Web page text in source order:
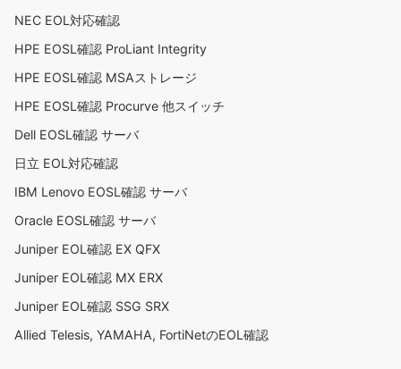
NEC EOL対応確認
HPE EOSL確認 ProLiant Integrity
HPE EOSL確認 MSAストレージ
HPE EOSL確認 Procurve 他スイッチ
Dell EOSL確認 サーバ
日立 EOL対応確認
IBM Lenovo EOSL確認 サーバ
Oracle EOSL確認 サーバ
Juniper EOL確認 EX QFX
Juniper EOL確認 MX ERX
Juniper EOL確認 SSG SRX
Allied Telesis, YAMAHA, FortiNetのEOL確認